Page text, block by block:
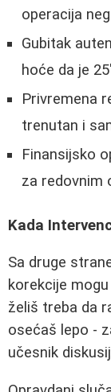
operacija
Gubitak
hoće da je
Privremena
trenutan i
Finansijsko
za redovnim
Kada
Sa druge
korekcije
želiš treba da
osećaš lepo -
učesnik